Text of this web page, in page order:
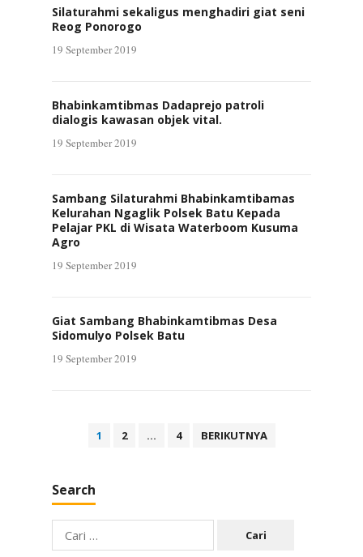
Silaturahmi sekaligus menghadiri giat seni
Reog Ponorogo
19 September 2019
Bhabinkamtibmas Dadaprejo patroli
dialogis kawasan objek vital.
19 September 2019
Sambang Silaturahmi Bhabinkamtibamas
Kelurahan Ngaglik Polsek Batu Kepada
Pelajar PKL di Wisata Waterboom Kusuma
Agro
19 September 2019
Giat Sambang Bhabinkamtibmas Desa
Sidomulyo Polsek Batu
19 September 2019
Paginasi
1 2 … 4 BERIKUTNYA
Search
Cari
untuk: